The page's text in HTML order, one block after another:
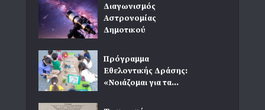
Διαγωνισμός
Αστρονομίας
Δημοτικού
Πρόγραμμα
Εθελοντικής Δράσης:
«Νοιάζομαι για τα...